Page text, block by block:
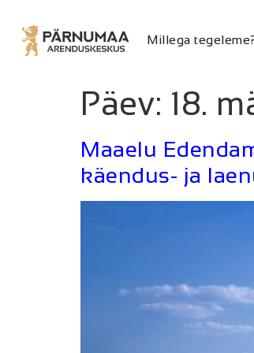
Millega
Päev: 18.
Maaelu
käendus- ja